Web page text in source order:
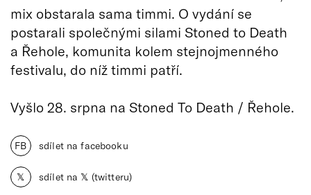
mix obstarala sama timmi. O vydání se
postarali společnými silami Stoned to Death
a Řehole, komunita kolem stejnojmenného
festivalu, do níž timmi patří.
Vyšlo 28. srpna na Stoned To Death / Řehole.
FB sdílet na facebooku
𝕏 sdílet na 𝕏 (twitteru)